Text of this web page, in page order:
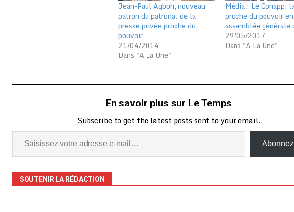
Jean-Paul Agboh, nouveau
patron du patronat de la
presse privée proche du
pouvoir
21/04/2014
Dans "A La Une"
Média : Le Conapp,
proche du pouvoir en
assemblée générale
29/05/2017
Dans "A La Une"
En savoir plus sur Le Temps
Subscribe to get the latest posts sent to your email.
SOUTENIR LA RÉDACTION